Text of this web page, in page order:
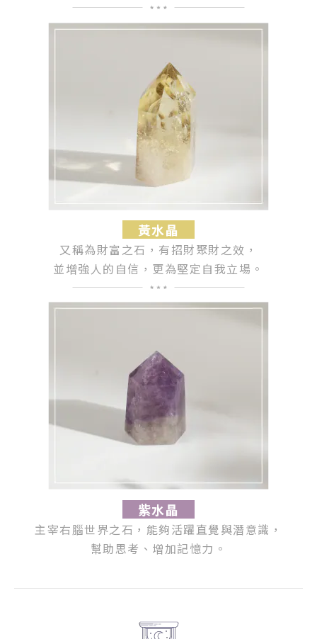
黃水晶
又稱為財富之石，有招財聚財之效，
並增強人的自信，更為堅定自我立場。
紫水晶
主宰右腦世界之石，能夠活躍直覺與潛意識，
幫助思考、增加記憶力。